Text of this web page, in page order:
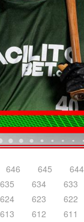
Como Jugar
646 645 644
635 634 633
624 623 622
613 612 611